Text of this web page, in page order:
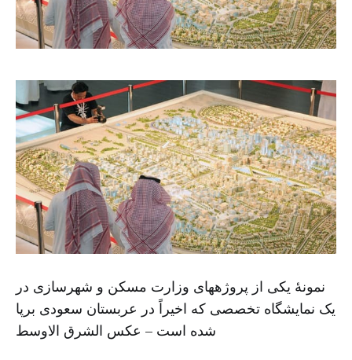
نمونۀ یکی از پروژههای وزارت مسکن و شهرسازی در
یک نمایشگاه تخصصی که اخیراً در عربستان سعودی برپا
شده است – عکس الشرق الاوسط